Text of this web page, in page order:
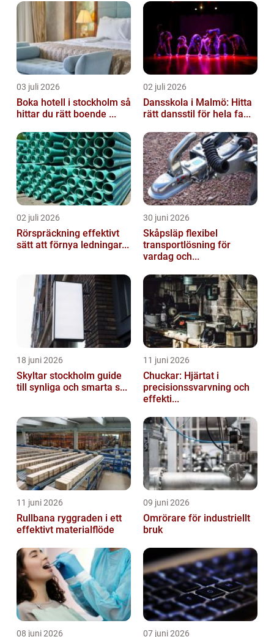
03 juli 2026
Boka hotell i stockholm så
hittar du rätt boende ...
02 juli 2026
Dansskola i Malmö: Hitta
rätt dansstil för hela fa...
02 juli 2026
Rörspräckning effektivt
sätt att förnya ledningar...
30 juni 2026
Skåpsläp flexibel
transportlösning för
vardag och...
18 juni 2026
Skyltar stockholm guide
till synliga och smarta s...
11 juni 2026
Chuckar: Hjärtat i
precisionssvarvning och
effekti...
11 juni 2026
Rullbana ryggraden i ett
effektivt materialflöde
09 juni 2026
Omrörare för industriellt
bruk
08 juni 2026 07 juni 2026